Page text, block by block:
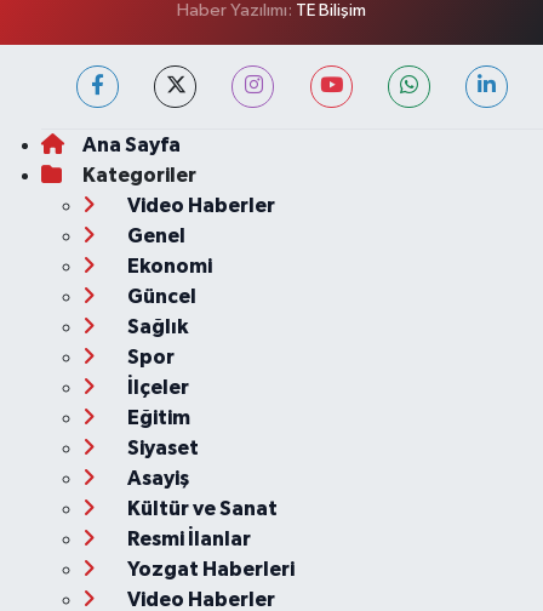
Haber Yazılımı: TE Bilişim
Ana Sayfa
Kategoriler
Video Haberler
Genel
Ekonomi
Güncel
Sağlık
Spor
İlçeler
Eğitim
Siyaset
Asayiş
Kültür ve Sanat
Resmi İlanlar
Yozgat Haberleri
Video Haberler